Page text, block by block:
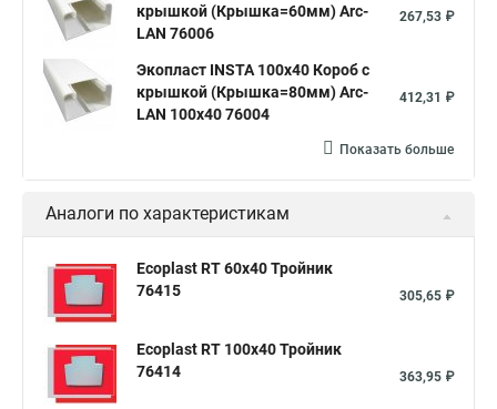
крышкой (Крышка=60мм) Arc-
LAN 76006
267,53 ₽
Экопласт INSTA 100x40 Короб с
крышкой (Крышка=80мм) Arc-
LAN 100x40 76004
412,31 ₽
Показать больше
Аналоги по характеристикам
Ecoplast RT 60х40 Тройник
76415
305,65 ₽
Ecoplast RT 100х40 Тройник
76414
363,95 ₽